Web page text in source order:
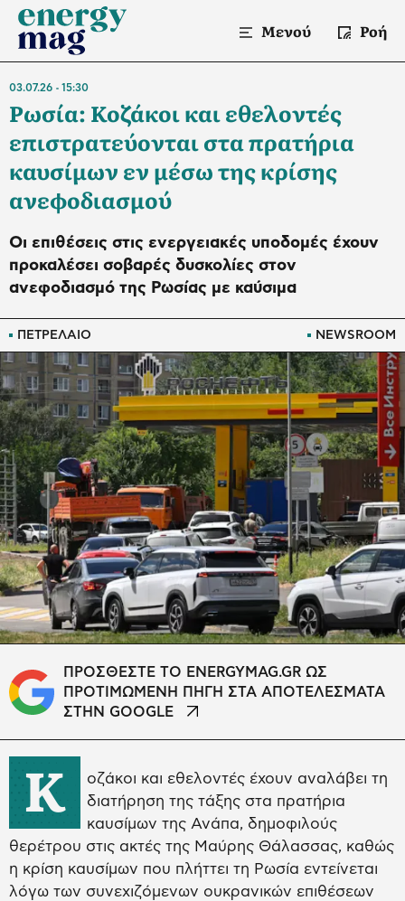
Μενού Ροή
ΠΕΤΡΕΛΑΙΟ NEWSROOM
03.07.26 15:30
Ρωσία: Κοζάκοι και εθελοντές
επιστρατεύονται στα πρατήρια
καυσίμων εν μέσω της κρίσης
ανεφοδιασμού
Οι επιθέσεις στις ενεργειακές υποδομές έχουν
προκαλέσει σοβαρές δυσκολίες στον
ανεφοδιασμό της Ρωσίας με καύσιμα
ΠΡΟΣΘΕΣΤΕ ΤΟ ENERGYMAG.GR ΩΣ
ΠΡΟΤΙΜΩΜΕΝΗ ΠΗΓΗ ΣΤΑ ΑΠΟΤΕΛΕΣΜΑΤΑ
ΣΤΗΝ GOOGLE
Κ
οζάκοι και εθελοντές έχουν αναλάβει τη
διατήρηση της τάξης στα πρατήρια
καυσίμων της Ανάπα, δημοφιλούς
θερέτρου στις ακτές της Μαύρης Θάλασσας, καθώς
η κρίση καυσίμων που πλήττει τη Ρωσία εντείνεται
λόγω των συνεχιζόμενων ουκρανικών επιθέσεων